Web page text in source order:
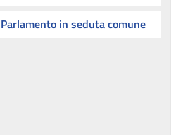
Parlamento in seduta comune